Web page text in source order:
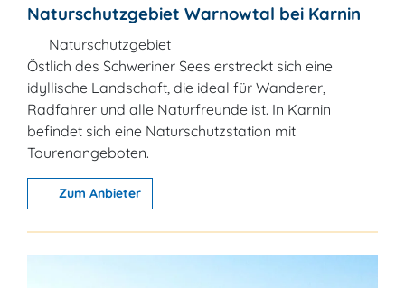
Naturschutzgebiet Warnowtal bei Karnin
Naturschutzgebiet
Östlich des Schweriner Sees erstreckt sich eine
idyllische Landschaft, die ideal für Wanderer,
Radfahrer und alle Naturfreunde ist. In Karnin
befindet sich eine Naturschutzstation mit
Tourenangeboten.
Zum Anbieter